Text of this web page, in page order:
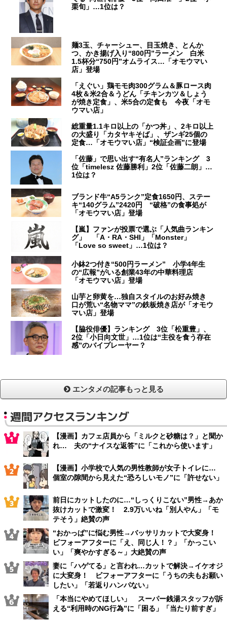
栗旬」…1位は？
麺3玉、チャーシュー、目玉焼き、とんか
つ、かき揚げ入り“800円”ラーメン 白米
1.5杯分“750円”オムライス…「オモウマい
店」登場
「えぐい」鶏モモ肉300グラム＆豚ロース肉
4枚＆米2合＆うどん「チキンカツ＆しょう
が焼き定食」、米5合の定食も 今夜「オモ
ウマい店」
総重量1.1キロ以上の「かつ丼」、2キロ以上
の大盛り「カタヤキそば」、ザンギ25個の
定食…「オモウマい店」“検証企画”に登場
「佐藤」で思い出す“有名人”ランキング 3
位「timelesz 佐藤勝利」2位「佐藤二朗」…
1位は？
ブランド牛“A5ランク”定食1650円、ステー
キ“140グラム”2420円 “破格”の食事処が
「オモウマい店」登場
【嵐】ファンが投票で選ぶ「人気曲ランキン
グ」 「A・RA・SHI」「Monster」
「Love so sweet」…1位は？
小鉢2つ付き“500円ラーメン” 小学4年生
の“広報”がいる創業43年の中華料理店
「オモウマい店」登場
山芋と卵黄を…独自スタイルのお好み焼き
口が荒い“名物ママ”の鉄板焼き店が「オモウ
マい店」登場
【脇役俳優】ランキング 3位「松重豊」、
2位「小日向文世」…1位は“主役を食う存在
感”のバイプレーヤー？
エンタメの記事もっと見る
週間アクセスランキング
【漫画】カフェ店員から「ミルクと砂糖は？」と聞か
れ… 夫の“ナイスな返答”に「これから使います」
【漫画】小学校で人気の男性教師が女子トイレに…
個室の隙間から見えた“恐ろしいモノ”に「許せない」
前日にカットしたのに…“しっくりこない”男性→あか
抜けカットで激変！ 2.9万いいね「別人やん」「モ
テそう」絶賛の声
“おかっぱ”に悩む男性→バッサリカットで大変身！
ビフォーアフターに「え、同じ人！？」「かっこい
い」「爽やかすぎる～」大絶賛の声
妻に「ハゲてる」と言われ…カットで解決→イケオジ
に大変身！ ビフォーアフターに「うちの夫もお願い
したい」「若返りハンパない」
「本当にやめてほしい」 スーパー銭湯スタッフが訴
える“利用時のNG行為”に「困る」「当たり前すぎ」